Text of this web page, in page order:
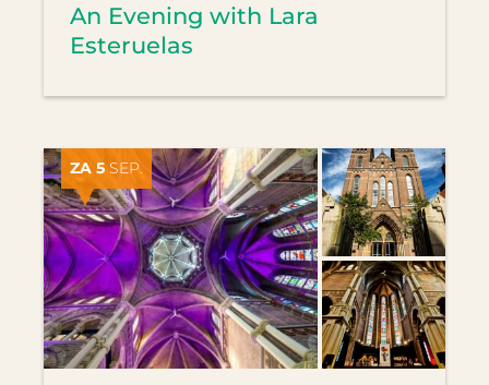
An Evening with Lara
Esteruelas
ZA 5 SEP.